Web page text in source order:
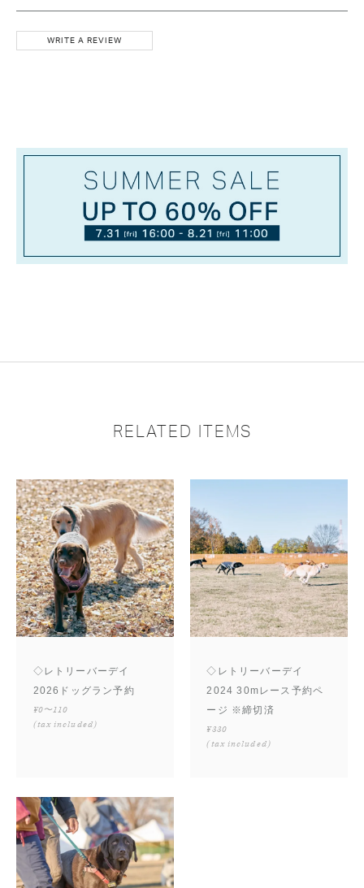
WRITE A REVIEW
RELATED ITEMS
◇レトリーバーデイ
2026ドッグラン予約
¥0〜110
(tax included)
◇レトリーバーデイ
2024 30mレース予約ペ
ージ ※締切済
¥330
(tax included)